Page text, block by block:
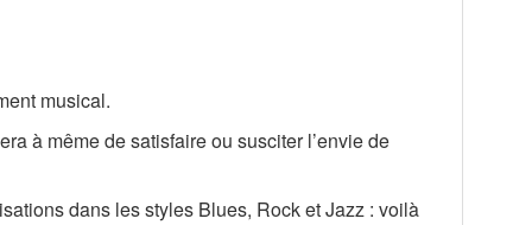
musical.
à même de satisfaire ou susciter l’envie de
dans les styles Blues, Rock et Jazz : voilà